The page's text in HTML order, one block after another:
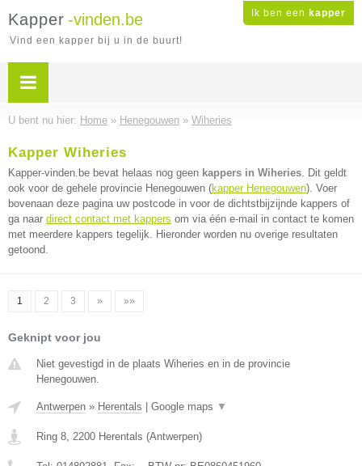
Ik ben een kapper
Kapper -vinden.be
Vind een kapper bij u in de buurt!
U bent nu hier: Home » Henegouwen » Wiheries
Kapper Wiheries
Kapper-vinden.be bevat helaas nog geen kappers in Wiheries. Dit geldt
ook voor de gehele provincie Henegouwen (kapper Henegouwen). Voer
bovenaan deze pagina uw postcode in voor de dichtstbijzijnde kappers of
ga naar direct contact met kappers om via één e-mail in contact te komen
met meerdere kappers tegelijk. Hieronder worden nu overige resultaten
getoond.
1 2 3 » »»
Geknipt voor jou
Niet gevestigd in de plaats Wiheries en in de provincie
Henegouwen.
Antwerpen » Herentals Google maps ▼
Ring 8, 2200 Herentals (Antwerpen)